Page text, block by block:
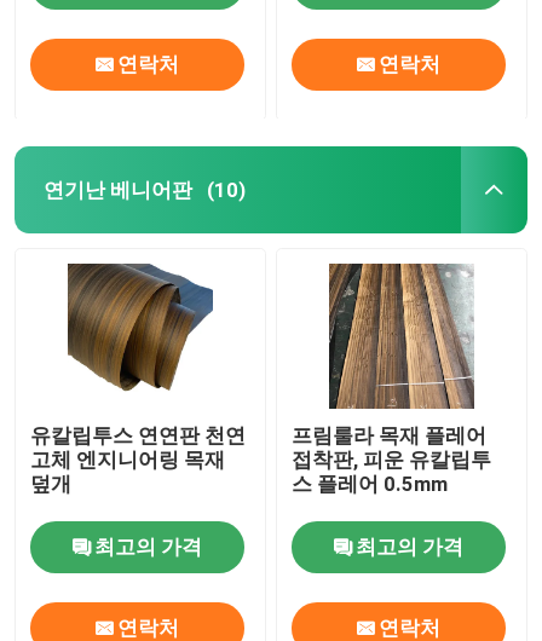
연락처 연락처
연기난 베니어판 (10)
유칼립투스 연연판 천연
고체 엔지니어링 목재
덮개
최고의 가격
연락처
프림룰라 목재 플레어
접착판, 피운 유칼립투
스 플레어 0.5mm
최고의 가격
연락처